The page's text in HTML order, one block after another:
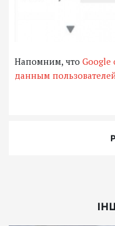
Напомним, что Google
данным